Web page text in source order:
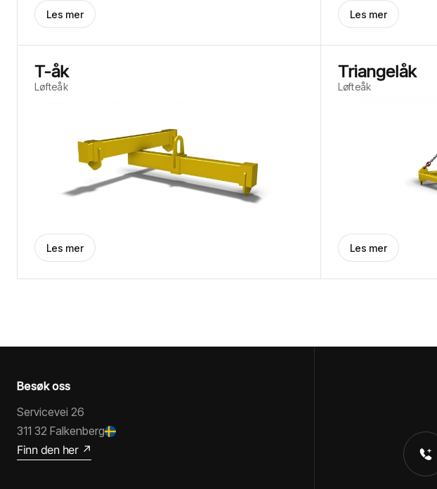
Les mer Les mer
T-åk
Løfteåk
Les mer
Triangelåk
Løfteåk
Les mer
Besøk oss
Servicevei 26
311 32 Falkenberg
Finn den her ↗